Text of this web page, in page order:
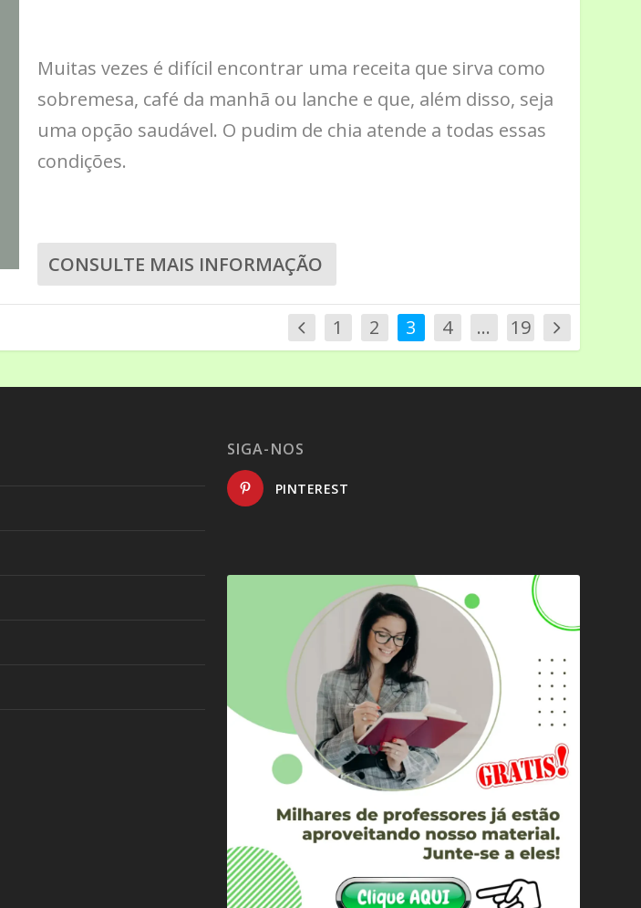
Muitas vezes é difícil encontrar uma receita que sirva como
sobremesa, café da manhã ou lanche e que, além disso, seja
uma opção saudável. O pudim de chia atende a todas essas
condições.
CONSULTE MAIS INFORMAÇÃO
1 2 3 4 … 19
SIGA-NOS
PINTEREST